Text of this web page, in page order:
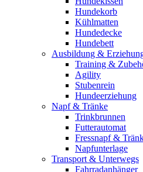
Hundekorb
Kühlmatten
Hundedecke
Hundebett
Ausbildung &
Training &
Agility
Stubenrein
Hundeerziehung
Napf & Tränke
Trinkbrunnen
Futterautomat
Fressnapf &
Napfunterlage
Transport & Unterwegs
Fahrradanhänger